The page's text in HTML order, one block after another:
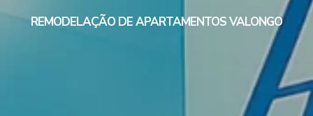
REMODELAÇÃO DE APARTAMENTOS VALONGO